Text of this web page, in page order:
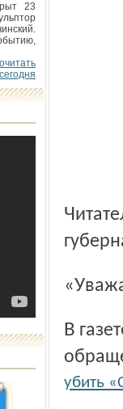
23
Читатель Дантон Ефимович Рехтер обращается к
В газете «Северный край» за 25.12.12 г. опубликовано
убить